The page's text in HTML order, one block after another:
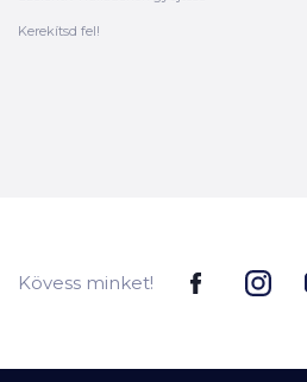
Kerekítsd fel!
Kövess minket!